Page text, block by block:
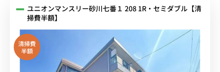
ユニオンマンスリー砂川七番１ 208 1R・セミダブル【清
掃費半額】
清掃費
半額